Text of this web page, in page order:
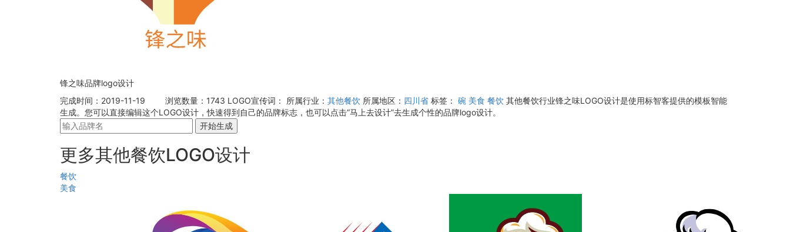
锋之味品牌logo设计
完成时间：2019-11-19
浏览数量：1743 LOGO宣传词： 所属行业： 其他餐饮 所属地区： 四川省 标签： 碗 美食 餐饮 其他餐饮行业锋之味LOGO设计是使用标智客提供的模板智能
生成。您可以直接编辑这个LOGO设计，快速得到自己的品牌标志，也可以点击“马上去设计”去生成个性的品牌logo设计。
开始生成
更多其他餐饮LOGO设计
餐饮
美食